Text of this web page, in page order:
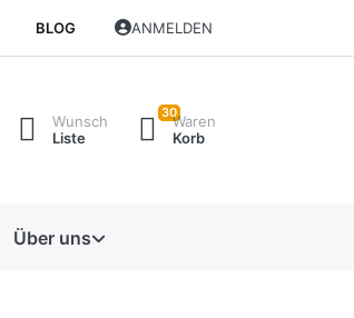
BLOG ANMELDEN
Wunsch
Liste
30Waren
Korb
Über uns